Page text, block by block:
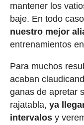
mantener los
baje. En todo
nuestro mejor
entrenamientos
Para muchos
acaban
ganas de apretar
rajatabla, ya
intervalosy